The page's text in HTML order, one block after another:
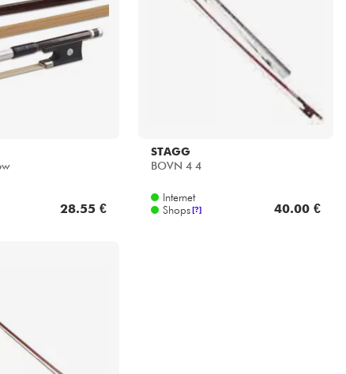
28.55 €
STAGG
BOVN 4 4
Internet
Shops [?] 40.00 €